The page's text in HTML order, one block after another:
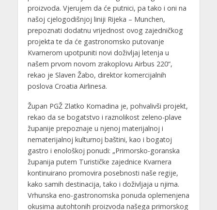
proizvoda. Vjerujem da će putnici, pa tako i oni na
našoj cjelogodišnjoj liniji Rijeka – Munchen,
prepoznati dodatnu vrijednost ovog zajedničkog
projekta te da će gastronomsko putovanje
Kvarnerom upotpuniti novi doživljaj letenja u
našem prvom novom zrakoplovu Airbus 220“,
rekao je Slaven Žabo, direktor komercijalnih
poslova Croatia Airlinesa.
Župan PGŽ Zlatko Komadina je, pohvalivši projekt,
rekao da se bogatstvo i raznolikost zeleno-plave
županije prepoznaje u njenoj materijalnoj i
nematerijalnoj kulturnoj baštini, kao i bogatoj
gastro i enološkoj ponudi: „Primorsko-goranska
županija putem Turističke zajednice Kvarnera
kontinuirano promovira posebnosti naše regije,
kako samih destinacija, tako i doživljaja u njima.
Vrhunska eno-gastronomska ponuda oplemenjena
okusima autohtonih proizvoda našega primorskog